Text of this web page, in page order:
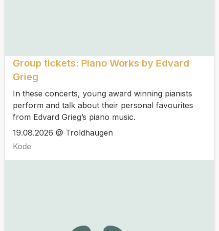
Group tickets: Piano Works by Edvard
Grieg
In these concerts, young award winning pianists
perform and talk about their personal favourites
from Edvard Grieg’s piano music.
19.08.2026 @ Troldhaugen
Kode